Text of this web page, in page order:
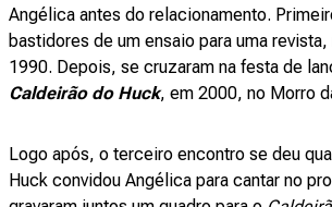
Angélica antes do relacionamento.
bastidores de um ensaio para uma
1990. Depois, se cruzaram na festa de
Caldeirão do Huck, em 2000, no Morro
Logo após, o terceiro encontro se deu
Huck convidou Angélica para cantar no